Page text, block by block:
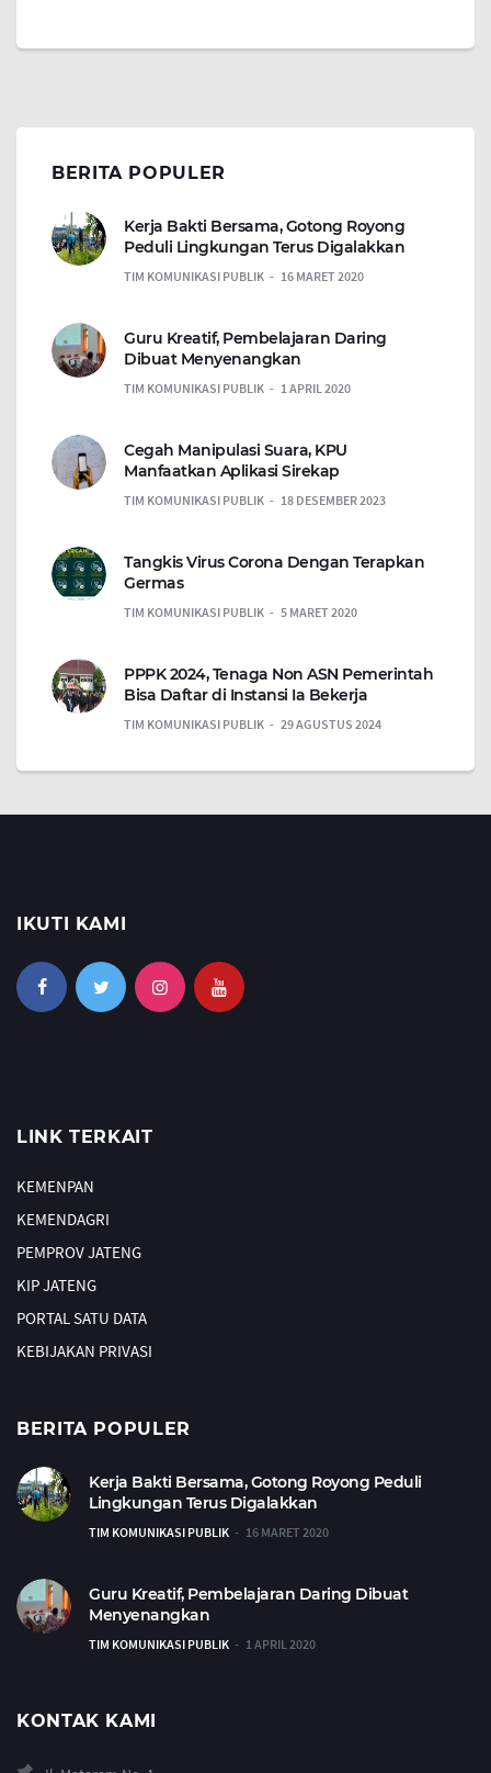
BERITA POPULER
Kerja Bakti Bersama, Gotong Royong
Peduli Lingkungan Terus Digalakkan
TIM KOMUNIKASI PUBLIK 16 MARET 2020
Guru Kreatif, Pembelajaran Daring
Dibuat Menyenangkan
TIM KOMUNIKASI PUBLIK 1 APRIL 2020
Cegah Manipulasi Suara, KPU
Manfaatkan Aplikasi Sirekap
TIM KOMUNIKASI PUBLIK 18 DESEMBER 2023
Tangkis Virus Corona Dengan Terapkan
Germas
TIM KOMUNIKASI PUBLIK 5 MARET 2020
PPPK 2024, Tenaga Non ASN Pemerintah
Bisa Daftar di Instansi Ia Bekerja
TIM KOMUNIKASI PUBLIK 29 AGUSTUS 2024
IKUTI KAMI
LINK TERKAIT
KEMENPAN
KEMENDAGRI
PEMPROV JATENG
KIP JATENG
PORTAL SATU DATA
KEBIJAKAN PRIVASI
BERITA POPULER
Kerja Bakti Bersama, Gotong Royong Peduli
Lingkungan Terus Digalakkan
TIM KOMUNIKASI PUBLIK 16 MARET 2020
Guru Kreatif, Pembelajaran Daring Dibuat
Menyenangkan
TIM KOMUNIKASI PUBLIK 1 APRIL 2020
KONTAK KAMI